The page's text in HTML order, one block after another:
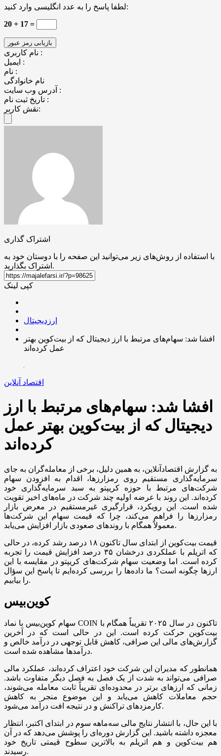
لطفا پاسخ را به عدد انگلیسی وارد کنید:
20 + 17 =
نام کاربری :
ایمیل :
نام :
نام خانوادگی
آدرس وب سایت :
تاریخ ثبت نام :
نقش کاربر:
اشتراک گذاری
با استفاده از روش‌های زیر می‌توانید این صفحه را با دوستان خود به
اشتراک بگذارید.
کپی لینک
ارزدیجیتال
افشا شد: سهام‌های مرتبط با ارز دیجیتال که از بیت‌کوین بهتر
عمل کرده‌اند
اقتصاد آنلاین
افشا شد: سهام‌های مرتبط با ارز
دیجیتال که از بیت‌کوین بهتر عمل
کرده‌اند
به گزارش اقتصادآنلاین، به همین دلیل، برخی از معامله‌گران به جای
سرمایه‌گذاری مستقیم روی رمزارزها، اقدام به افزودن سهام
شرکت‌های مرتبط با حوزه کریپتو به سبد سرمایه‌گذاری خود
کرده‌اند. این روند با عرضه اولیه چند شرکت در ماه‌های اخیر تقویت
شده است. این رویکرد، قرارگیری غیرمستقیم در معرض بازار
رمزارزها را فراهم می‌کند، چرا که قیمت سهام این شرکت‌ها
معمولاً همگام با روندهای صعودی بازار افزایش می‌یابد.
قیمت بیت‌کوین از ابتدای سال تاکنون ۱۸ درصد رشد کرده، در حالی
که اتریلم با عملکردی درخشان ۳۵ درصد افزایش قیمت را تجربه
کرده است. اما وضعیت سهام شرکت‌های کریپتو در مقایسه با این
ارزها چگونه است؟ ما داده‌ها را بررسی کرده‌ایم تا پاسخ این سؤال
را بیابیم.
کوین‌بیس
سهام کوین‌بیس با نماد COIN تاکنون در سال ۲۰۲۵ تقریباً همگام با
بیت‌کوین حرکت کرده است. این در حالی است که در آخرین
گزارش‌های مالی این صرافی، کاهش قابل توجهی در درآمد خالص و
درآمدها مشاهده شده است.
همانطور که مدیران این شرکت خود اعتراف کرده‌اند، عملکرد مالی
صرافی می‌تواند به شدت از یک فصل به فصل دیگر متفاوت باشد.
زمانی که ارزهای برتر در محدوده‌ای تقریباً ثابت معامله می‌شوند،
حجم معاملات کاهش می‌یابد و این موضوع منجر به کاهش
کارمزدهای تراکنش و در نتیجه افت درآمد می‌شود.
با این حال، با انتشار نتایج مالی سه‌ماهه سوم در ابتدای اکتبر، انتظار
معجزه داشته باشید. این گزارش دوره‌ای را پوشش می‌دهد که در آن
هم بیت‌کوین و هم اتریلم به بالاترین سطوح قیمتی تاریخ خود
رسیدند.